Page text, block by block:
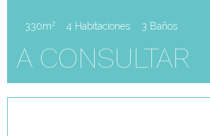
330m2 4 Habitaciones 3 Baños
A CONSULTAR